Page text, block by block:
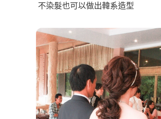
不染髮也可以做出韓系造型